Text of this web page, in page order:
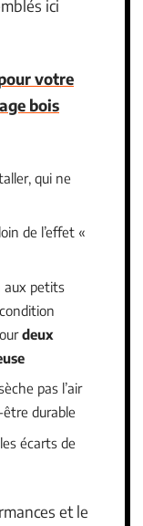
ici
votre
bois
qui ne
de l’effet «
aux petits
deux
pas l’air
durable
écarts de
et le